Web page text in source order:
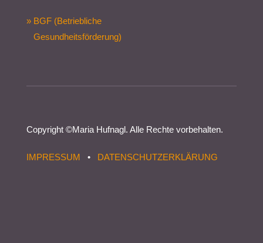
» BGF (Betriebliche
Gesundheitsförderung)
Copyright ©Maria Hufnagl. Alle Rechte vorbehalten.
IMPRESSUM • DATENSCHUTZERKLÄRUNG